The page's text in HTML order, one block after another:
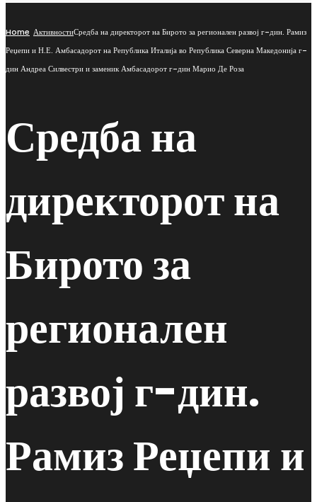
Home АктивностиСредба на директорот на Бирото за регионален развој г-дин. Рамиз
Реџепи и Н.Е. Амбасадорот на Република Италија во Република Северна Македонија г-
дин Андреа Силвестри и заменик Амбасадорот г-дин Марио Де Роза
Средба на
директорот на
Бирото за
регионален
развој г-дин.
Рамиз Реџепи и